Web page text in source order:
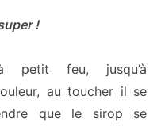
!
feu, jusqu’à
au toucher il se
que le sirop se